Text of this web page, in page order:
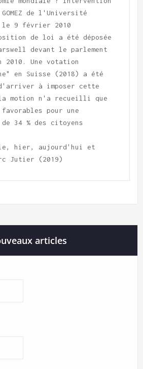
de l'Université
de loi a été déposée
devant le parlement
2010. Une votation
en Suisse (2018) a été
à imposer cette
la motion n'a recueilli que
pour une
34 % des citoyens
hier, aujourd'hui et
Jutier (2019)
articles